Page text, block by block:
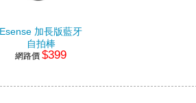
Esense 加長版藍牙
自拍棒
網路價$399